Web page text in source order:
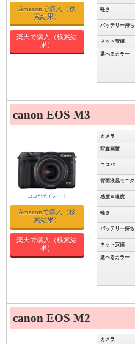
軽さ
バッテリー持ち
ネット安値
選べるカラー
Amazonで購入（検
索結果）
楽天で購入（検索結
果）
canon EOS M3
カメラ
写真画質
コスパ
背面液晶モニタ
感度＆速度
軽さ
バッテリー持ち
ネット安値
選べるカラー
Amazonで購入（検
索結果）
楽天で購入（検索結
果）
canon EOS M2
カメラ